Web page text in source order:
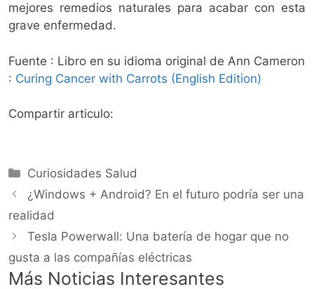
mejores remedios naturales para acabar con esta
grave enfermedad.
Fuente : Libro en su idioma original de Ann Cameron
: Curing Cancer with Carrots (English Edition)
Compartir articulo:
Categorías
Curiosidades Salud
¿Windows + Android? En el futuro podría ser una
realidad
Tesla Powerwall: Una batería de hogar que no
gusta a las compañías eléctricas
Más Noticias Interesantes